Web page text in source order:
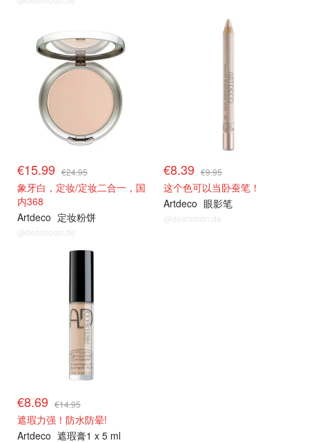
€15.99 €24.95
象牙白，定妆/定妆二合一，国
内368
Artdeco 定妆粉饼
@dealmoon.de
€8.39 €9.95
这个色可以当卧蚕笔！
Artdeco 眼影笔
@dealmoon.de
€8.69 €14.95
遮瑕力强！防水防晕!
Artdeco 遮瑕膏1 x 5 ml